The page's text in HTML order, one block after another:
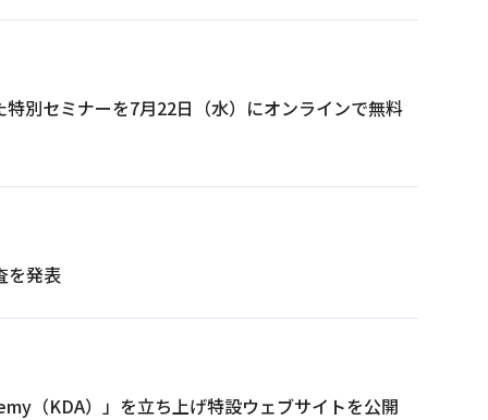
別セミナーを7月22日（水）にオンラインで無料
を発表
（KDA）」を立ち上げ特設ウェブサイトを公開